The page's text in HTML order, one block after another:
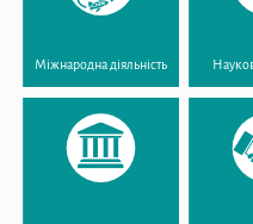
Міжнародна діяльність